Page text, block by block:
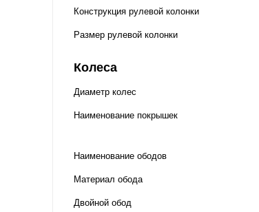
Конструкция рулевой колонки
Размер рулевой колонки
Колеса
Диаметр колес
Наименование покрышек
Наименование ободов
Материал обода
Двойной обод